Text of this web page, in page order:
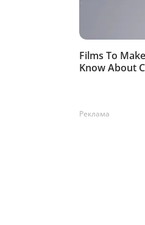
Реклама